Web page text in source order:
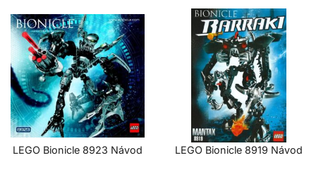
LEGO Bionicle 8923 Návod LEGO Bionicle 8919 Návod